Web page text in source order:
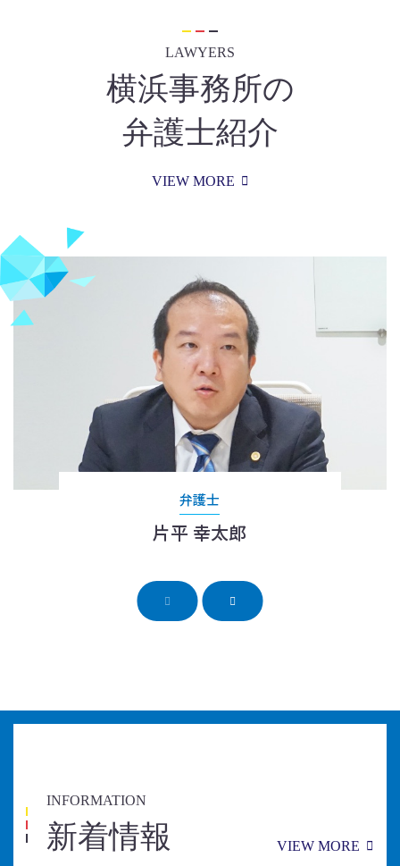
LAWYERS
横浜事務所の
弁護士紹介
VIEW MORE
弁護士
片平 幸太郎
INFORMATION
新着情報 VIEW MORE